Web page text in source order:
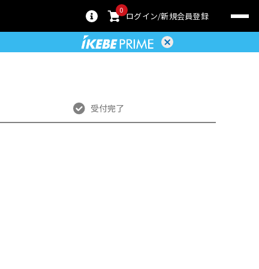
0
ログイン 新規会員登録
受付完了